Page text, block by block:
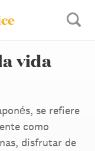
vida
se refiere
como
disfrutar de